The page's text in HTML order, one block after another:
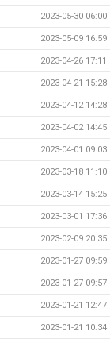
2023-05-30 06:00
2023-05-09 16:59
2023-04-26 17:11
2023-04-21 15:28
2023-04-12 14:28
2023-04-02 14:45
2023-04-01 09:03
2023-03-18 11:10
2023-03-14 15:25
2023-03-01 17:36
2023-02-09 20:35
2023-01-27 09:59
2023-01-27 09:57
2023-01-21 12:47
2023-01-21 10:34